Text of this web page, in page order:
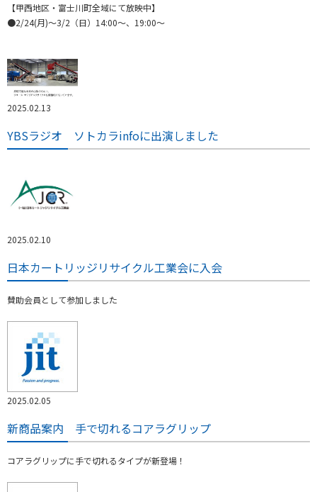
【甲西地区・富士川町全域にて放映中】
●2/24(月)～3/2（日）14:00～、19:00～
2025.02.13
YBSラジオ ソトカラinfoに出演しました
2025.02.10
日本カートリッジリサイクル工業会に入会
賛助会員として参加しました
2025.02.05
新商品案内 手で切れるコアラグリップ
コアラグリップに手で切れるタイプが新登場！